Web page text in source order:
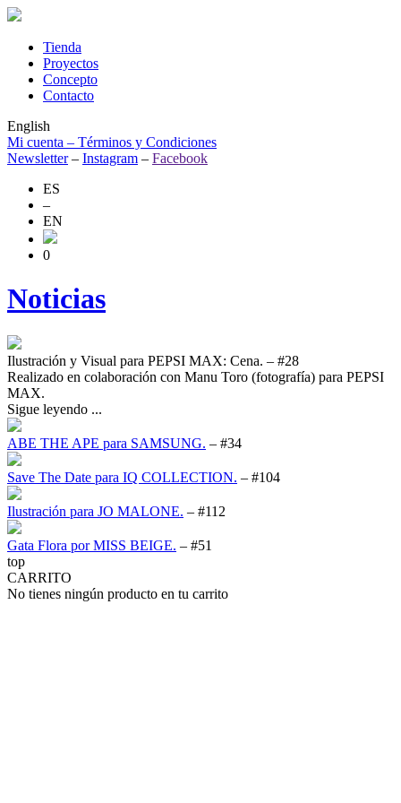
Tienda
Proyectos
Concepto
Contacto
English
Mi cuenta – Términos y Condiciones
Newsletter– Instagram – Facebook
ES
–
EN
0
Noticias
Ilustración y Visual para PEPSI MAX: Cena. – #28
Realizado en colaboración con Manu Toro (fotografía) para PEPSI
MAX.
Sigue leyendo ...
ABE THE APE para SAMSUNG. – #34
Save The Date para IQ COLLECTION. – #104
Ilustración para JO MALONE. – #112
Gata Flora por MISS BEIGE. – #51
top
CARRITO
No tienes ningún producto en tu carrito